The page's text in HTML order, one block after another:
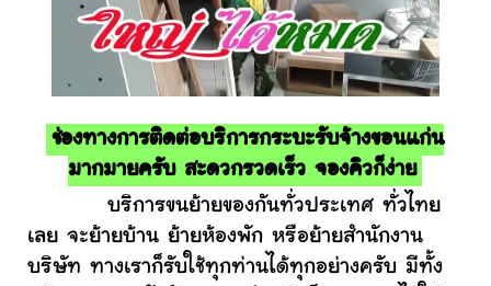
ช่องทางการติดต่อบริการกระบะรับจ้างขอนแก่น
มากมายครับ สะดวกรวดเร็ว จองคิวก็ง่าย
บริการขนย้ายของกันทั่วประเทศ ทั่วไทย
เลย จะย้ายบ้าน ย้ายห้องพัก หรือย้ายสำนักงาน
บริษัท ทางเราก็รับใช้ทุกท่านได้ทุกอย่างครับ มีทั้ง